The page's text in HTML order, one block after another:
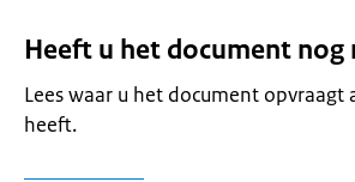
Heeft u het document nog
Lees waar u het document opvraagt
heeft.